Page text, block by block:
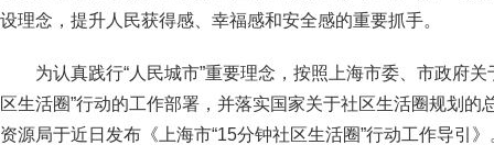
设理念，提升人民获得感、幸福感和安全感的重要抓手。
为认真践行“人民城市”重要理念，按照上海市委、市政府关
区生活圈”行动的工作部署，并落实国家关于社区生活圈规划的
资源局于近日发布《上海市“15分钟社区生活圈”行动工作导引》